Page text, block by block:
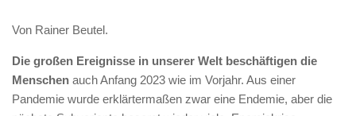
Von Rainer Beutel.
Die großen Ereignisse in unserer Welt beschäftigen die
Menschen auch Anfang 2023 wie im Vorjahr. Aus einer
Pandemie wurde erklärtermaßen zwar eine Endemie, aber die